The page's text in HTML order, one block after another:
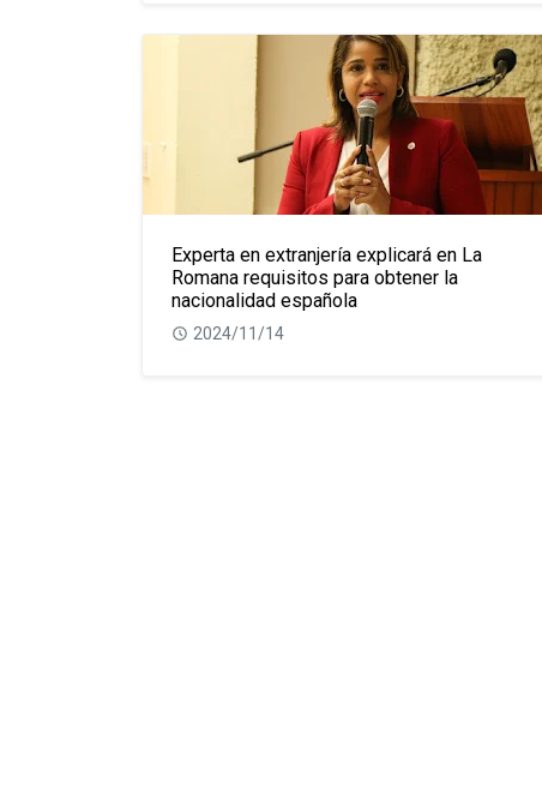
Experta en extranjería explicará en La
Romana requisitos para obtener la
nacionalidad española
2024/11/14